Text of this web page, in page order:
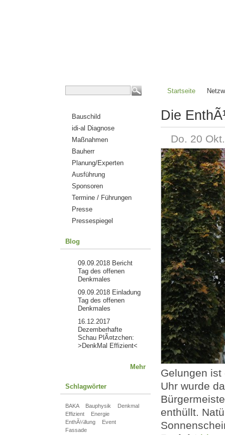
Startseite
Bauschild
idi-al Diagnose
Maßnahmen
Bauherr
Planung/Experten
Ausführung
Sponsoren
Termine / Führungen
Presse
Pressespiegel
Blog
09.09.2018 Bericht
Tag des offenen
Denkmales
09.09.2018 Einladung
Tag des offenen
Denkmales
16.12.2017
Dezemberhafte
Schau PlÃ¤tzchen:
>DenkMal Effizient<
Mehr
Schlagwörter
BAKA Bauphysik
Denkmal
Effizient
Energie
EnthÃ¼llung
Event
Fassade
Die
Do. 20
Gelungen
Uhr wurde
enthüllt.